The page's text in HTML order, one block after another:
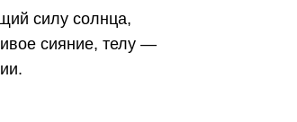
силу солнца,
сияние, телу —